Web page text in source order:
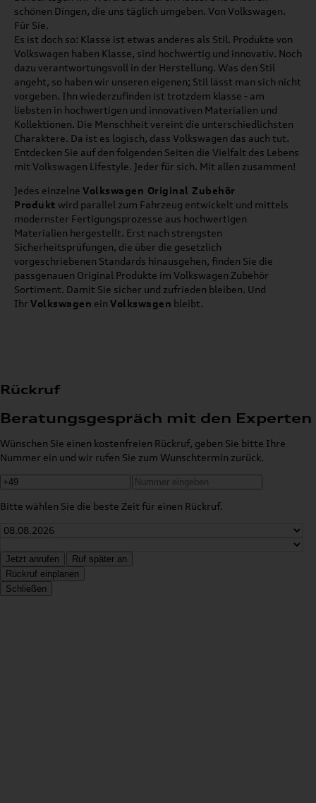
schönen Dingen, die uns täglich umgeben. Von Volkswagen.
Für Sie.
Es ist doch so: Klasse ist etwas anderes als Stil. Produkte von
Volkswagen haben Klasse, sind hochwertig und innovativ. Noch
dazu verantwortungsvoll in der Herstellung. Was den Stil
angeht, so haben wir unseren eigenen; Stil lässt man sich nicht
vorgeben. Ihn wiederzufinden ist trotzdem klasse - am
liebsten in hochwertigen und innovativen Materialien und
Kollektionen. Die Menschheit vereint die unterschiedlichsten
Charaktere. Da ist es logisch, dass Volkswagen das auch tut.
Entdecken Sie auf den folgenden Seiten die Vielfalt des Lebens
mit Volkswagen Lifestyle. Jeder für sich. Mit allen zusammen!
Jedes einzelne Volkswagen Original Zubehör
Produkt wird parallel zum Fahrzeug entwickelt und mittels
modernster Fertigungsprozesse aus hochwertigen
Materialien hergestellt. Erst nach strengsten
Sicherheitsprüfungen, die über die gesetzlich
vorgeschriebenen Standards hinausgehen, finden Sie die
passgenauen Original Produkte im Volkswagen Zubehör
Sortiment. Damit Sie sicher und zufrieden bleiben. Und
Ihr Volkswagen ein Volkswagen bleibt.
Rückruf
Beratungsgespräch mit den Experten
Wünschen Sie einen kostenfreien Rückruf, geben Sie bitte Ihre
Nummer ein und wir rufen Sie zum Wunschtermin zurück.
Bitte wählen Sie die beste Zeit für einen Rückruf.
Jetzt anrufen
Ruf später an
Rückruf einplanen
Schließen